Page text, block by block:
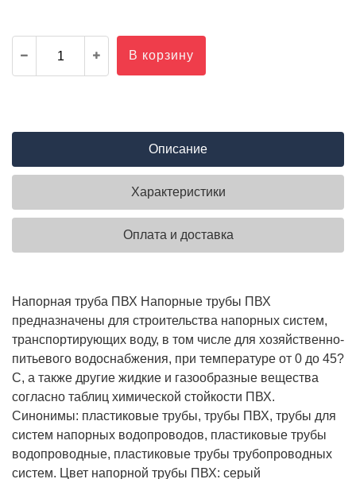
В корзину
Описание
Характеристики
Оплата и доставка
Напорная труба ПВХ Напорные трубы ПВХ
предназначены для строительства напорных систем,
транспортирующих воду, в том числе для хозяйственно-
питьевого водоснабжения, при температуре от 0 до 45?
С, а также другие жидкие и газообразные вещества
согласно таблиц химической стойкости ПВХ.
Синонимы: пластиковые трубы, трубы ПВХ, трубы для
систем напорных водопроводов, пластиковые трубы
водопроводные, пластиковые трубы трубопроводных
систем. Цвет напорной трубы ПВХ: серый